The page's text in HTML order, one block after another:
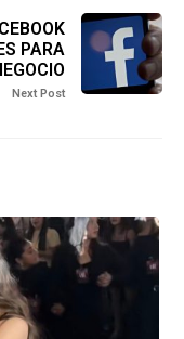
PARA
Next Post